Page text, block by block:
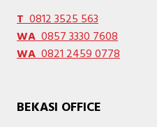
T0812 3525 563
WA0857 3330 7608
WA0821 2459 0778
BEKASI OFFICE